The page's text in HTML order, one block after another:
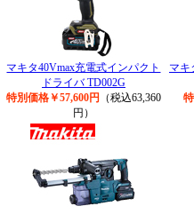
マキタ40Vmax充電式インパクト
ドライバ TD002G
特別価格￥57,600円
（税込63,360
円）
マキ